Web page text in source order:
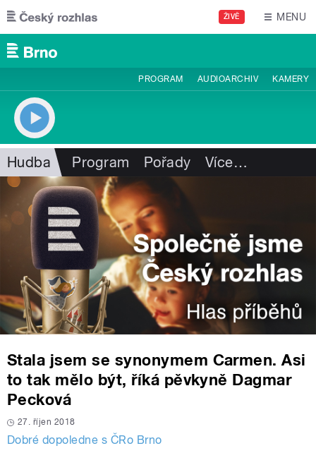
Přejít k hlavnímu obsahu
ŽIVĚ MENU
PROGRAM AUDIOARCHIV KAMERY
Hudba Program Pořady Více…
Stala jsem se synonymem Carmen. Asi
to tak mělo být, říká pěvkyně Dagmar
Pecková
27. říjen 2018
Dobré dopoledne s ČRo Brno